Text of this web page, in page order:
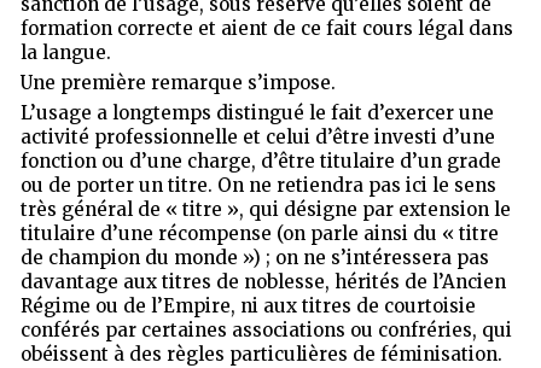
formation correcte et aient de ce fait cours légal dans
la langue.
Une première remarque s’impose.
L’usage a longtemps distingué le fait d’exercer une
activité professionnelle et celui d’être investi d’une
fonction ou d’une charge, d’être titulaire d’un grade
ou de porter un titre. On ne retiendra pas ici le sens
très général de « titre », qui désigne par extension le
titulaire d’une récompense (on parle ainsi du « titre
de champion du monde ») ; on ne s’intéressera pas
davantage aux titres de noblesse, hérités de l’Ancien
Régime ou de l’Empire, ni aux titres de courtoisie
conférés par certaines associations ou confréries, qui
obéissent à des règles particulières de féminisation.